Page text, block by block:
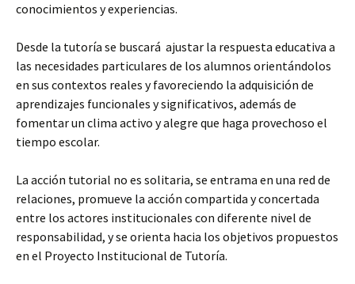
conocimientos y experiencias.
Desde la tutoría se buscará ajustar la respuesta educativa a
las necesidades particulares de los alumnos orientándolos
en sus contextos reales y favoreciendo la adquisición de
aprendizajes funcionales y significativos, además de
fomentar un clima activo y alegre que haga provechoso el
tiempo escolar.
La acción tutorial no es solitaria, se entrama en una red de
relaciones, promueve la acción compartida y concertada
entre los actores institucionales con diferente nivel de
responsabilidad, y se orienta hacia los objetivos propuestos
en el Proyecto Institucional de Tutoría.